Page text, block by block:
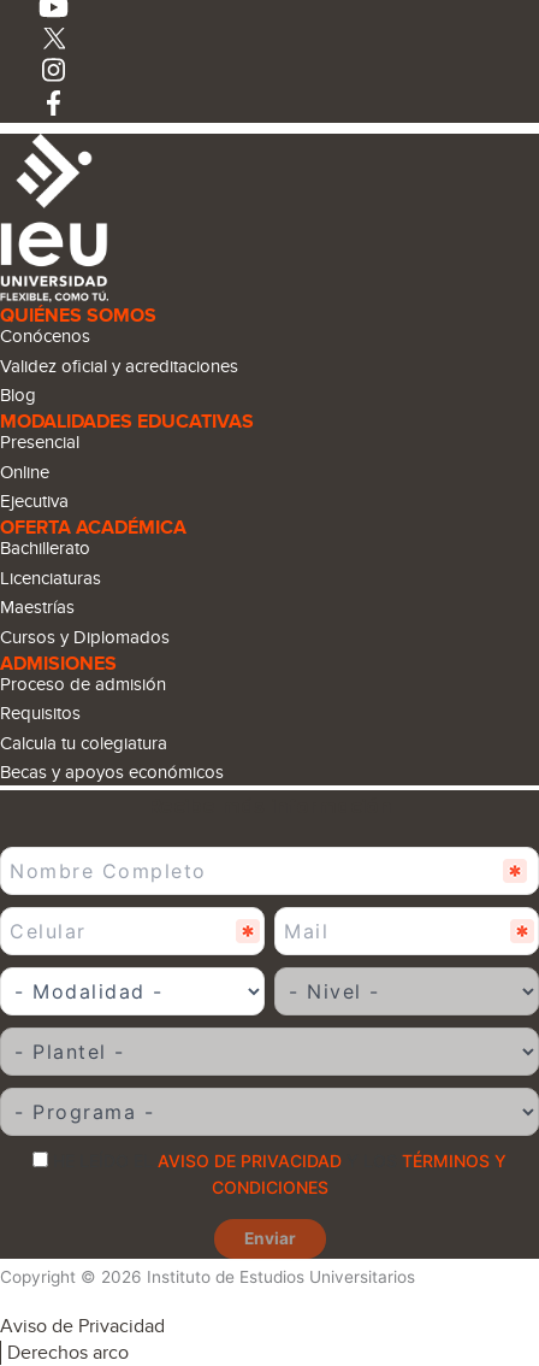
QUIÉNES SOMOS
Conócenos
Validez oficial y acreditaciones
Blog
MODALIDADES EDUCATIVAS
Presencial
Online
Ejecutiva
OFERTA ACADÉMICA
Bachillerato
Licenciaturas
Maestrías
Cursos y Diplomados
ADMISIONES
Proceso de admisión
Requisitos
Calcula tu colegiatura
Becas y apoyos económicos
AVISO DE PRIVACIDAD
TÉRMINOS Y
CONDICIONES
Enviar
Copyright © 2026 Instituto de Estudios Universitarios
Aviso de Privacidad
Derechos arco